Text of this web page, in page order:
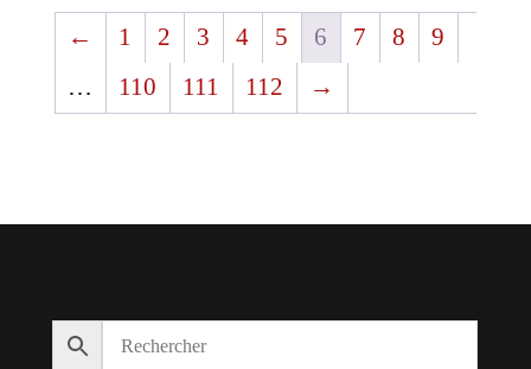
était :
192,00 €.
est :
182,00 €.
← 1 2 3 4 5 6 7 8
9
…
110 111 112 →